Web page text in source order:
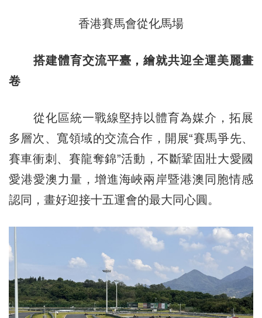
香港賽馬會從化馬場
搭建體育交流平臺，繪就共迎全運美麗畫
卷
從化區統一戰線堅持以體育為媒介，拓展
多層次、寬領域的交流合作，開展“賽馬爭先、
賽車衝刺、賽龍奪錦”活動，不斷鞏固壯大愛國
愛港愛澳力量，增進海峽兩岸暨港澳同胞情感
認同，畫好迎接十五運會的最大同心圓。